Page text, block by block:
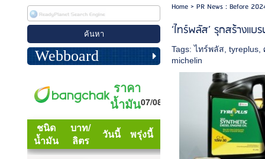
Webboard
Home> PR News : Before
‘ไทร์พลัส’ รุกสร้างแ
Tags:ไทร์พลัส ,tyreplus ,
michelin